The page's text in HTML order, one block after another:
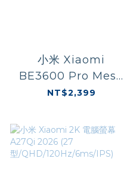
小米 Xiaomi
BE3600 Pro Mesh
路由器(WiFi7/2.5G/
NT$2,399